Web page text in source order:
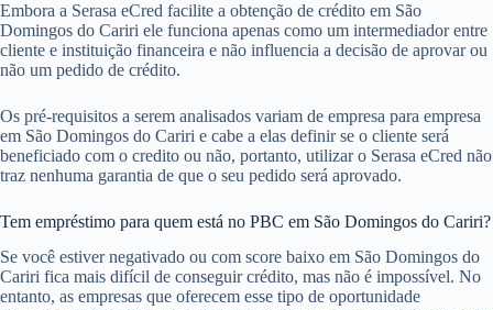
Embora a Serasa eCred facilite a obtenção de crédito em São
Domingos do Cariri ele funciona apenas como um intermediador entre
cliente e instituição financeira e não influencia a decisão de aprovar ou
não um pedido de crédito.
Os pré-requisitos a serem analisados variam de empresa para empresa
em São Domingos do Cariri e cabe a elas definir se o cliente será
beneficiado com o credito ou não, portanto, utilizar o Serasa eCred não
traz nenhuma garantia de que o seu pedido será aprovado.
Tem empréstimo para quem está no PBC em São Domingos do Cariri?
Se você estiver negativado ou com score baixo em São Domingos do
Cariri fica mais difícil de conseguir crédito, mas não é impossível. No
entanto, as empresas que oferecem esse tipo de oportunidade